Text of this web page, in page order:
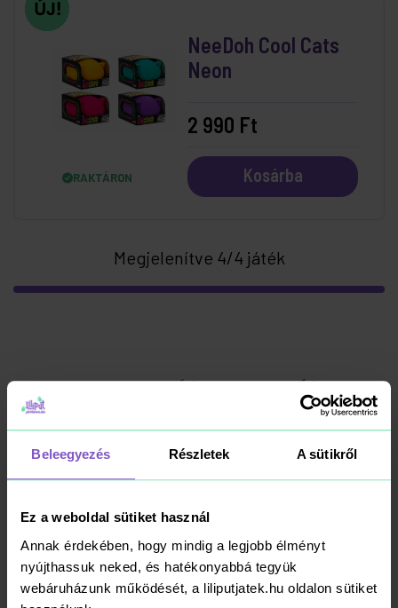
Beleegyezés Részletek A sütikről
Ez a weboldal sütiket használ
Annak érdekében, hogy mindig a legjobb élményt
nyújthassuk neked, és hatékonyabbá tegyük
webáruházunk működését, a liliputjatek.hu oldalon sütiket
RAKTÁRON
NeeDoh Cool Cats
Neon
2 990 Ft
Kosárba
Megjelenítve 4/4 játék
Ezt sugták a manók
A LILIPUT JÁTÉKVILÁG BLOGJA